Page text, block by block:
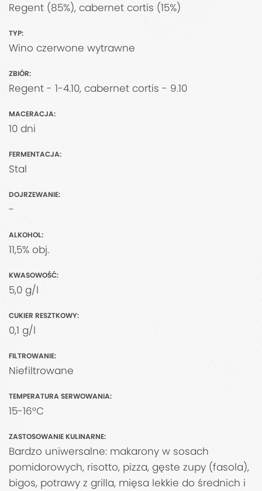
Regent (85%), cabernet cortis (15%)
TYP:
Wino czerwone wytrawne
ZBIÓR:
Regent - 1-4.10, cabernet cortis - 9.10
MACERACJA:
10 dni
FERMENTACJA:
Stal
DOJRZEWANIE:
-
ALKOHOL:
11,5% obj.
KWASOWOŚĆ:
5,0 g/l
CUKIER RESZTKOWY:
0,1 g/l
FILTROWANIE:
Niefiltrowane
TEMPERATURA SERWOWANIA:
15-16°C
ZASTOSOWANIE KULINARNE:
Bardzo uniwersalne: makarony w sosach
pomidorowych, risotto, pizza, gęste zupy (fasola),
bigos, potrawy z grilla, mięsa lekkie do średnich i